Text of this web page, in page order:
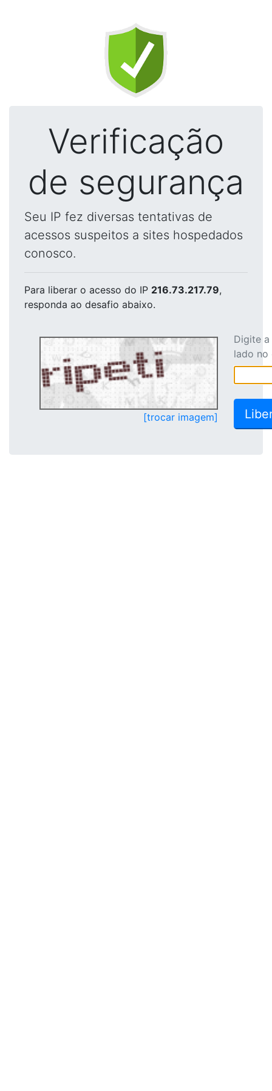
Verificação
de segurança
Seu IP fez diversas tentativas de
acessos suspeitos a sites hospedados
conosco.
Para liberar o acesso do IP 216.73.217.79,
responda ao desafio abaixo.
[trocar imagem]
Digite
lado no